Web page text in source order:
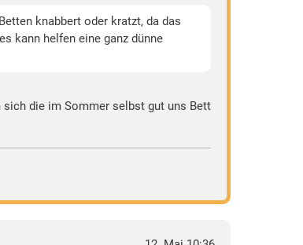
knabbert oder kratzt, da das
kann helfen eine ganz dünne
sich die im Sommer selbst gut uns Bett